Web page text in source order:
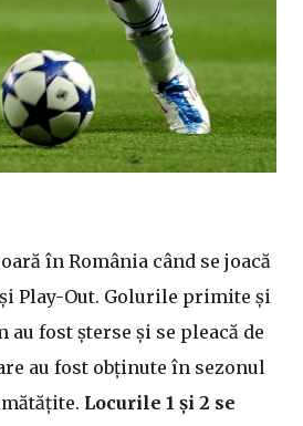
în România când se joacă
Play-Out. Golurile primite și
au fost șterse și se pleacă de
au fost obținute în sezonul
Locurile 1 și 2 se